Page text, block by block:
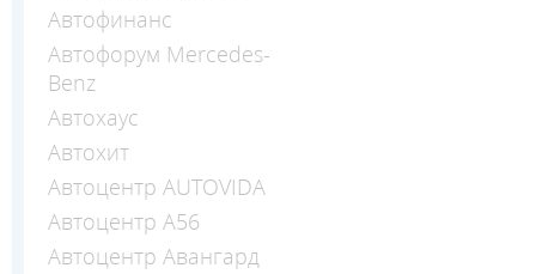
Автофинанс
Автофорум Mercedes-
Benz
Автохаус
Автохит
Автоцентр AUTOVIDA
Автоцентр А56
Автоцентр Авангард